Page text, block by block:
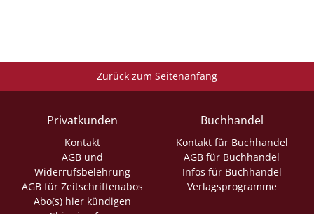
Zurück zum Seitenanfang
Privatkunden
Kontakt
AGB und
Widerrufsbelehrung
AGB für Zeitschriftenabos
Abo(s) hier kündigen
Buchhandel
Kontakt für Buchhandel
AGB für Buchhandel
Infos für Buchhandel
Verlagsprogramme